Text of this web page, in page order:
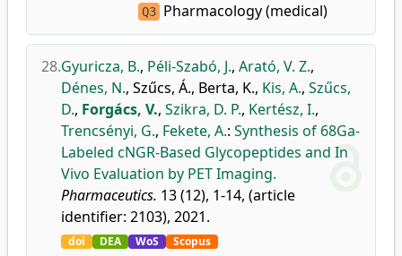
Q3 Pharmacology (medical)
28.Gyuricza, B., Péli-Szabó, J., Arató, V. Z.,
Dénes, N., Szűcs, Á., Berta, K., Kis, A., Szűcs,
D., Forgács, V., Szikra, D. P., Kertész, I.,
Trencsényi, G., Fekete, A.: Synthesis of 68Ga-
Labeled cNGR-Based Glycopeptides and In
Vivo Evaluation by PET Imaging.
Pharmaceutics. 13 (12), 1-14, (article
identifier: 2103), 2021.
doi DEA WoS Scopus